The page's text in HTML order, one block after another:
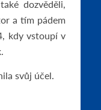
dozvěděli,
a tím pádem
kdy vstoupí v
svůj účel.